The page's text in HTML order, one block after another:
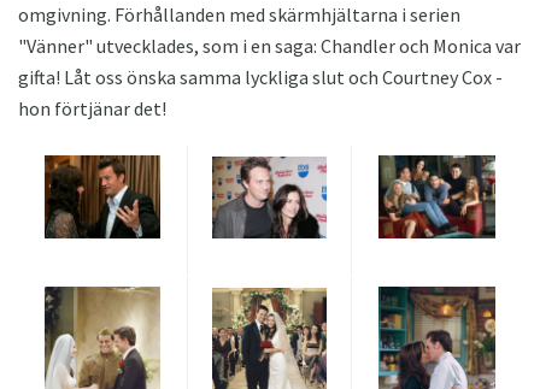
omgivning. Förhållanden med skärmhjältarna i serien
"Vänner" utvecklades, som i en saga: Chandler och Monica var
gifta! Låt oss önska samma lyckliga slut och Courtney Cox -
hon förtjänar det!